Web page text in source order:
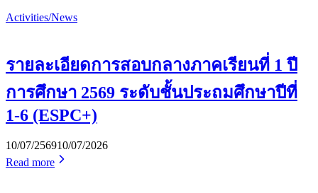
Activities/News
รายละเอียดการสอบกลางภาคเรียนที่ 1 ปี
การศึกษา 2569 ระดับชั้นประถมศึกษาปีที่
1-6 (ESPC+)
10/07/256910/07/2026
Read more